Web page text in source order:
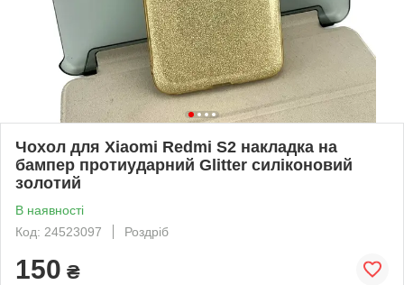
Чохол для Xiaomi Redmi S2 накладка на
бампер протиударний Glitter силіконовий
золотий
В наявності
Код: 24523097
Роздріб
150 ₴